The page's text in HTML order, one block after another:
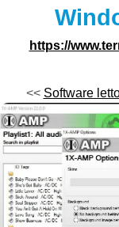
https://
<< Software